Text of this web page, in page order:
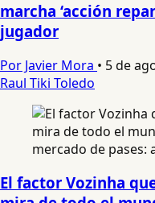
marcha ‘acción
jugador
Por Javier Mora • 5 de
Raul Tiki Toledo
El factor Vozinha